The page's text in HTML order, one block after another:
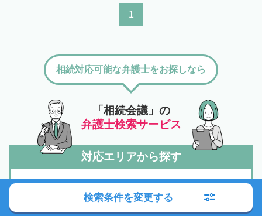
1
「相続会議」の
弁護士検索サービス
相続対応可能な弁護士をお探しなら
対応エリアから探す
北海道・東北
検索条件を変更する